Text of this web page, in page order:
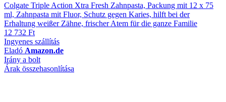
Colgate Triple Action Xtra Fresh Zahnpasta, Packung mit 12 x 75
ml, Zahnpasta mit Fluor, Schutz gegen Karies, hilft bei der
Erhaltung weißer Zähne, frischer Atem für die ganze Familie
12 732 Ft
Ingyenes szállítás
Eladó Amazon.de
Irány a bolt
Árak összehasonlítása